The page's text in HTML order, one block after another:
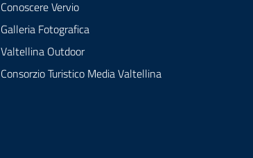
Conoscere Vervio
Galleria Fotografica
Valtellina Outdoor
Consorzio Turistico Media Valtellina